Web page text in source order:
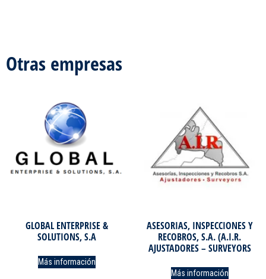
Otras empresas
GLOBAL ENTERPRISE &
SOLUTIONS, S.A
Más información
ASESORIAS, INSPECCIONES Y
RECOBROS, S.A. (A.I.R.
AJUSTADORES – SURVEYORS
Más información